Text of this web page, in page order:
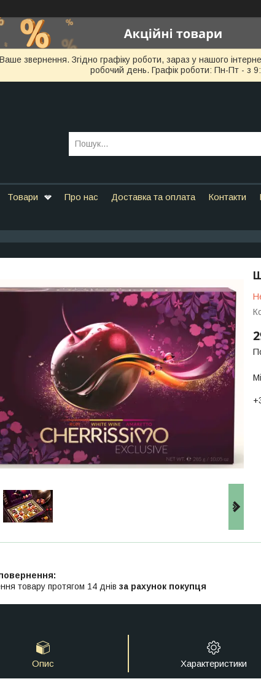
звернення. Згідно графіку роботи, зараз у нашого
робочий день. Графік роботи: Пн-Пт - з
Товари Про нас Доставка та оплата Контакти
товару протягом 14 днів за рахунок покупця
Опис Характеристики